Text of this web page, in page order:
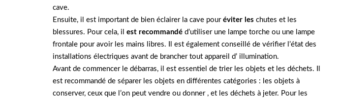
cave.
Ensuite, il est important de bien éclairer la cave pour éviter les chutes et les
blessures. Pour cela, il est recommandé d’utiliser une lampe torche ou une lampe
frontale pour avoir les mains libres. Il est également conseillé de vérifier l’état des
installations électriques avant de brancher tout appareil d’ illumination.
Avant de commencer le débarras, il est essentiel de trier les objets et les déchets. Il
est recommandé de séparer les objets en différentes catégories : les objets à
conserver, ceux que l’on peut vendre ou donner , et les déchets à jeter. Pour les